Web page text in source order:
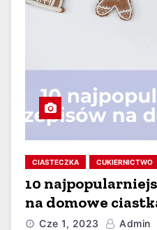
CIASTECZKA CUKIERNICTWO
10
na domowe
Cze 1, 2023 Admin